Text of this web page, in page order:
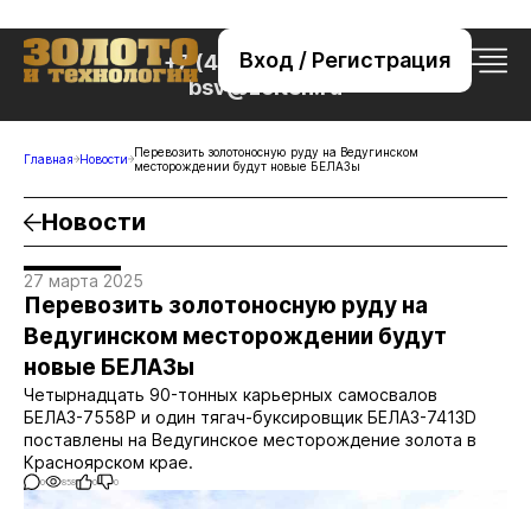
Вход / Регистрация
+7 (495) 221-76-32
bsv@zolteh.ru
Главная Новости Перевозить золотоносную руду на Ведугинском
месторождении будут новые БЕЛАЗы
Новости
27 марта 2025
Перевозить золотоносную руду на
Ведугинском месторождении будут
новые БЕЛАЗы
Четырнадцать 90-тонных карьерных самосвалов
БЕЛАЗ-7558Р и один тягач-буксировщик БЕЛАЗ-7413D
поставлены на Ведугинское месторождение золота в
Красноярском крае.
0 858 0 0